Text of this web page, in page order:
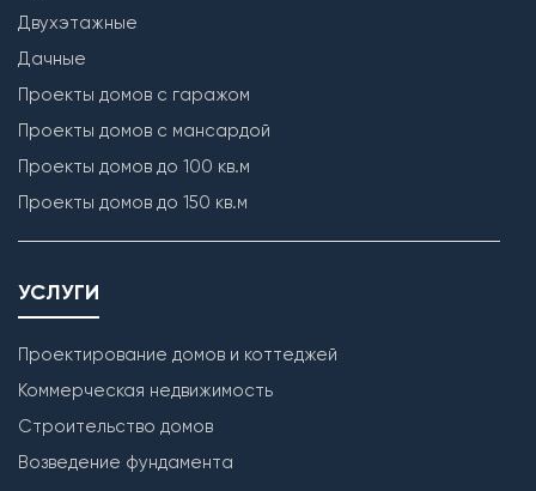
Двухэтажные
Дачные
Проекты домов с гаражом
Проекты домов с мансардой
Проекты домов до 100 кв.м
Проекты домов до 150 кв.м
УСЛУГИ
Проектирование домов и коттеджей
Коммерческая недвижимость
Строительство домов
Возведение фундамента